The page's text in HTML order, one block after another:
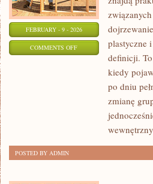
FEBRUARY - 9 - 2026
COMMENTS OFFON
DIETETYKA
plastyczne
definicji.
kiedy
po dniu
zmianę
POSTED BY ADMIN